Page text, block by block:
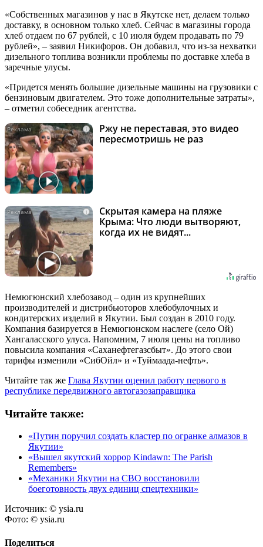
«Собственных магазинов у нас в Якутске нет, делаем только
доставку, в основном только хлеб. Сейчас в магазины города
хлеб отдаем по 67 рублей, с 10 июля будем продавать по 79
рублей», – заявил Никифоров. Он добавил, что из-за нехватки
дизельного топлива возникли проблемы по доставке хлеба в
заречные улусы.
«Придется менять большие дизельные машины на грузовики с
бензиновым двигателем. Это тоже дополнительные затраты»,
– отметил собеседник агентства.
i
Ржу не переставая, это видео
пересмотришь не раз
i
Скрытая камера на пляже
Крыма: Что люди вытворяют,
когда их не видят...
Немюгюнский хлебозавод – один из крупнейших
производителей и дистрибьюторов хлебобулочных и
кондитерских изделий в Якутии. Был создан в 2010 году.
Компания базируется в Немюгюнском наслеге (село Ой)
Хангаласского улуса. Напомним, 7 июля цены на топливо
повысила компания «Саханефтегазсбыт». До этого свои
тарифы изменили «СибОйл» и «Туймаада-нефть».
Читайте так же Глава Якутии оценил работу первого в
республике передвижного автогазозаправщика
Читайте также:
«Путин поручил создать кластер по огранке алмазов в
Якутии»
«Вышел якутский хоррор Kindawn: The Parish
Remembers»
«Механики Якутии на СВО восстановили
боеготовность двух единиц спецтехники»
Источник: © ysia.ru
Фото: © ysia.ru
Поделиться